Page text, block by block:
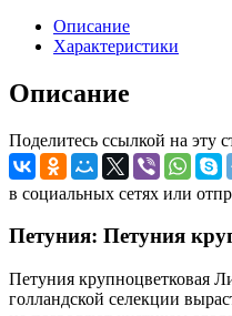
Описание
Характеристики
Описание
Поделитесь ссылкой на эту
в социальных сетях или
Петуния: Петуния
Петуния крупноцветковая
голландской селекции